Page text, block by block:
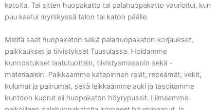
katolta. Tai sitten huopakatto tai palahuopakatto vaurioitui, kun
puu kaatui myrskyssä talon tai katon päälle.
Meiltä saat huopakaton sekä palahuopakaton korjaukset,
paikkaukset ja tiivistykset Tuusulassa. Hoidamme
kunnostukset laatutuottein, tiivistysmassoin sekä -
materiaalein. Paikkaamme katepinnan reiät, repeämät, vekit,
kulumat ja painumat, sekä leikkaamme auki ja tasoitamme
kuntoon kuprut eli huopakaton höyrypussit. Liimaamme